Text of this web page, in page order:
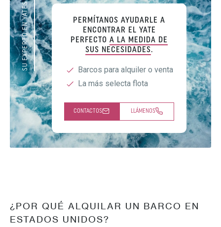
SU EXPERTO EN YATES
PERMÍTANOS AYUDARLE A
ENCONTRAR EL YATE
PERFECTO A LA MEDIDA DE
SUS NECESIDADES.
Barcos para alquiler o venta
La más selecta flota
CONTACTOS LLÁMENOS
¿POR QUÉ ALQUILAR UN BARCO EN
ESTADOS UNIDOS?